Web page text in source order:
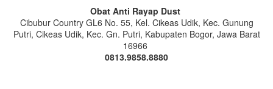
Obat Anti Rayap Dust
Cibubur Country GL6 No. 55, Kel. Cikeas Udik, Kec. Gunung
Putri, Cikeas Udik, Kec. Gn. Putri, Kabupaten Bogor, Jawa Barat
16966
0813.9858.8880